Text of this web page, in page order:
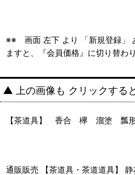
※※ 画面 左下 より 「新規登録」
ますと、『会員価格』に切り替
▲ 上の画像も クリックする
【茶道具】 香合 欅 溜塗
通販販売 【茶道具・茶道道具】